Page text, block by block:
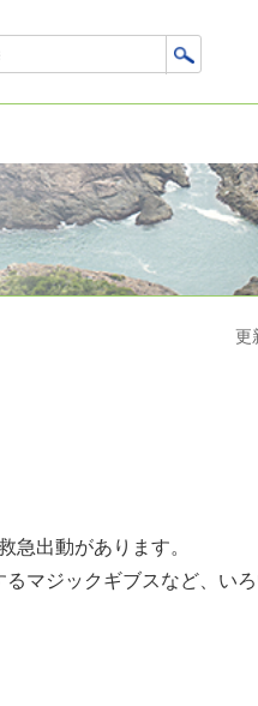
更
出動があります。
マジックギブスなど、い